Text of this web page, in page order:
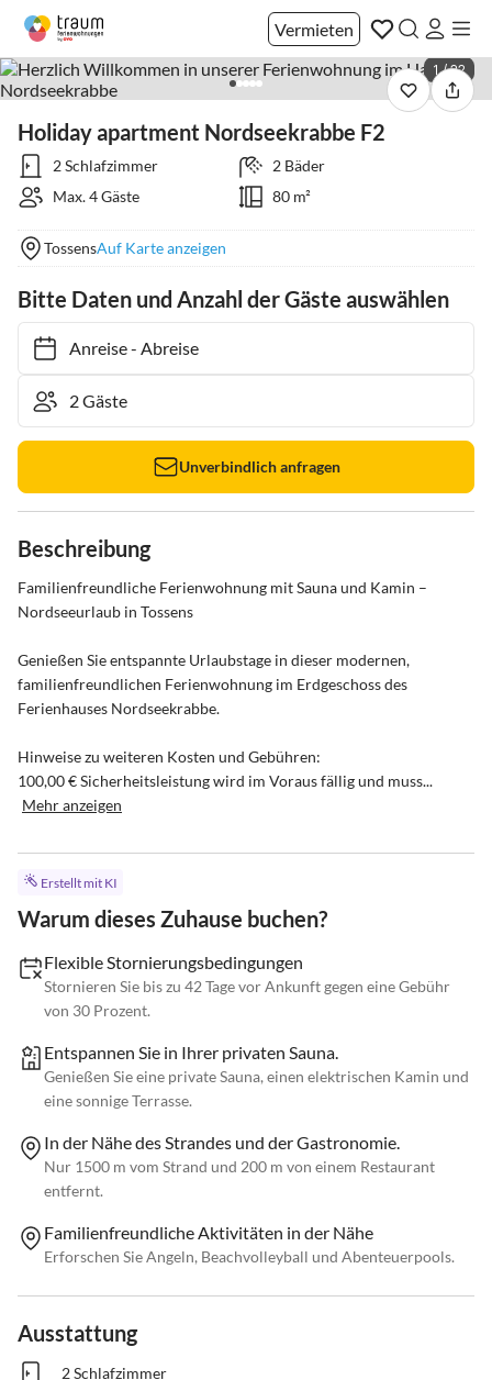
Vermieten
1 / 22
Holiday apartment Nordseekrabbe F2
2 Schlafzimmer
2 Bäder
Max. 4 Gäste
80 m²
TossensAuf Karte anzeigen
Bitte Daten und Anzahl der Gäste auswählen
Anreise- Abreise
Unverbindlich anfragen
Beschreibung
Familienfreundliche Ferienwohnung mit Sauna und Kamin –
Nordseeurlaub in Tossens
Genießen Sie entspannte Urlaubstage in dieser modernen,
familienfreundlichen Ferienwohnung im Erdgeschoss des
Ferienhauses Nordseekrabbe.
Hinweise zu weiteren Kosten und Gebühren:
100,00 € Sicherheitsleistung wird im Voraus fällig und muss...
Mehr anzeigen
Erstellt mit KI
Warum dieses Zuhause buchen?
Flexible Stornierungsbedingungen
Stornieren Sie bis zu 42 Tage vor Ankunft gegen eine Gebühr
von 30 Prozent.
Entspannen Sie in Ihrer privaten Sauna.
Genießen Sie eine private Sauna, einen elektrischen Kamin und
eine sonnige Terrasse.
In der Nähe des Strandes und der Gastronomie.
Nur 1500 m vom Strand und 200 m von einem Restaurant
entfernt.
Familienfreundliche Aktivitäten in der Nähe
Erforschen Sie Angeln, Beachvolleyball und Abenteuerpools.
Ausstattung
2 Schlafzimmer